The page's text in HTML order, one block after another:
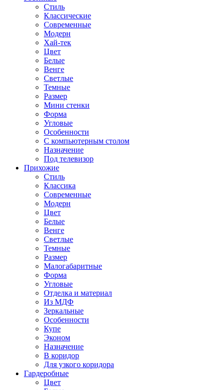
Стиль
Классические
Современные
Модерн
Хай-тек
Цвет
Белые
Венге
Светлые
Темные
Размер
Мини стенки
Форма
Угловые
Особенности
С компьютерным столом
Назначение
Под телевизор
Прихожие
Стиль
Классика
Современные
Модерн
Цвет
Белые
Венге
Светлые
Темные
Размер
Малогабаритные
Форма
Угловые
Отделка и материал
Из МДФ
Зеркальные
Особенности
Купе
Эконом
Назначение
В коридор
Для узкого коридора
Гардеробные
Цвет